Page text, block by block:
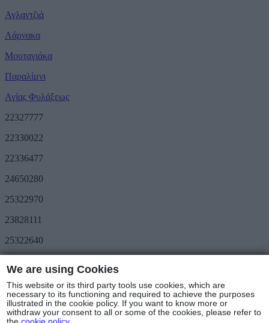
Αγλαντζιά
Λάρνακα
Μουταγιάκα
Παραλίμνι
Αγίας Φυλάξεως
22327777
22330022
22336477
24650280
25322970
23828111
25322640
METRO Great Value
Τριήμερο METRO
Ακολουθήστε μας
Καταστήματα & Ωράριο
We are using Cookies
This website or its third party tools use cookies, which are
necessary to its functioning and required to achieve the purposes
illustrated in the cookie policy. If you want to know more or
withdraw your consent to all or some of the cookies, please refer to